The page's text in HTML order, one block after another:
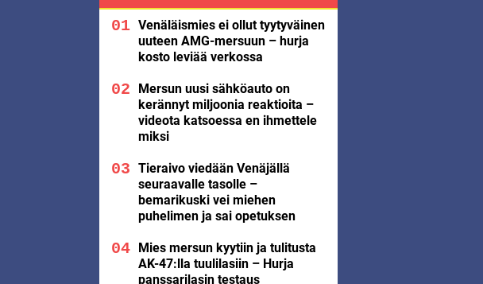
Venäläismies ei ollut tyytyväinen
uuteen AMG-mersuun – hurja
kosto leviää verkossa
Mersun uusi sähköauto on
kerännyt miljoonia reaktioita –
videota katsoessa en ihmettele
miksi
Tieraivo viedään Venäjällä
seuraavalle tasolle –
bemarikuski vei miehen
puhelimen ja sai opetuksen
Mies mersun kyytiin ja tulitusta
AK-47:lla tuulilasiin – Hurja
panssarilasin testaus